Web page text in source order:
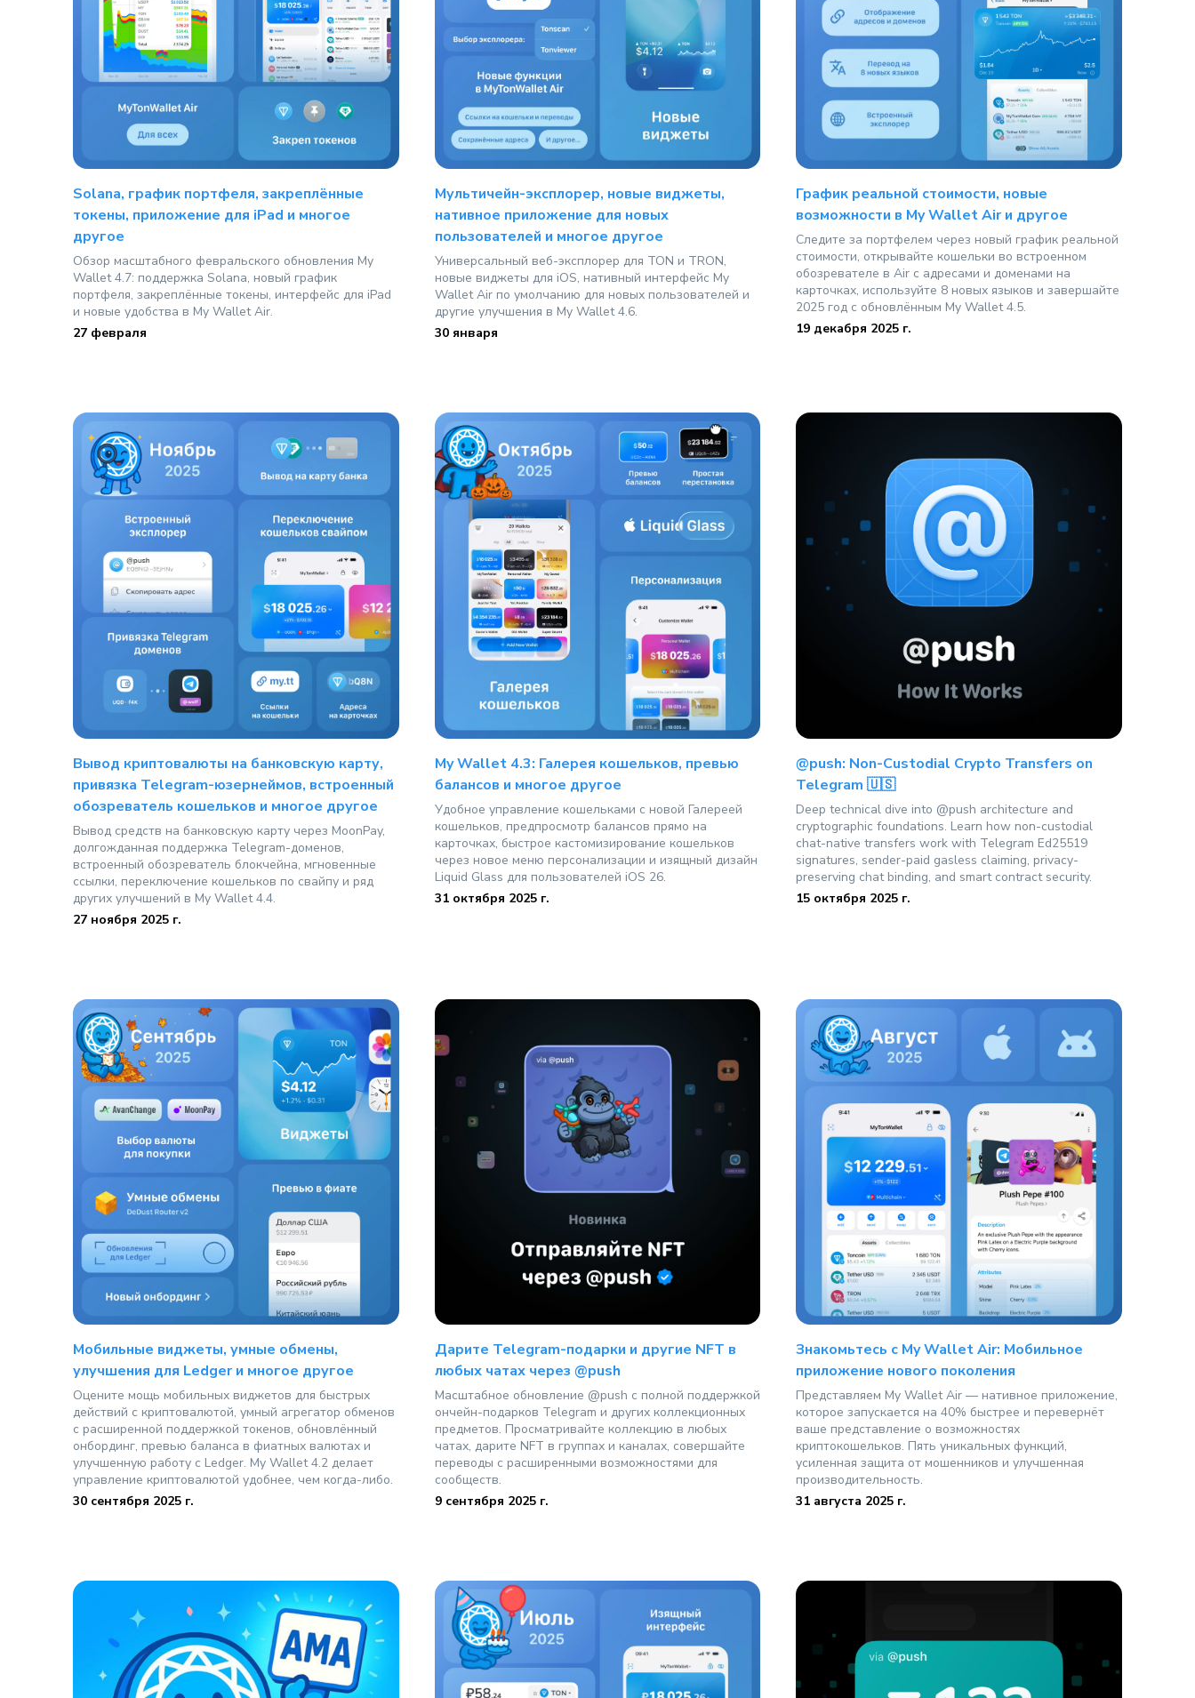
Solana, график портфеля, закреплённые
токены, приложение для iPad и многое
другое
Обзор масштабного февральского обновления My
Wallet 4.7: поддержка Solana, новый график
портфеля, закреплённые токены, интерфейс для iPad
и новые удобства в My Wallet Air.
27 февраля
Мультичейн-эксплорер, новые виджеты,
нативное приложение для новых
пользователей и многое другое
Универсальный веб-эксплорер для TON и TRON,
новые виджеты для iOS, нативный интерфейс My
Wallet Air по умолчанию для новых пользователей и
другие улучшения в My Wallet 4.6.
30 января
График реальной стоимости, новые
возможности в My Wallet Air и другое
Следите за портфелем через новый график реальной
стоимости, открывайте кошельки во встроенном
обозревателе в Air с адресами и доменами на
карточках, используйте 8 новых языков и завершайте
2025 год с обновлённым My Wallet 4.5.
19 декабря 2025 г.
Вывод криптовалюты на банковскую карту,
привязка Telegram-юзернеймов, встроенный
обозреватель кошельков и многое другое
Вывод средств на банковскую карту через MoonPay,
долгожданная поддержка Telegram-доменов,
встроенный обозреватель блокчейна, мгновенные
ссылки, переключение кошельков по свайпу и ряд
других улучшений в My Wallet 4.4.
27 ноября 2025 г.
My Wallet 4.3: Галерея кошельков, превью
балансов и многое другое
Удобное управление кошельками с новой Галереей
кошельков, предпросмотр балансов прямо на
карточках, быстрое кастомизирование кошельков
через новое меню персонализации и изящный дизайн
Liquid Glass для пользователей iOS 26.
31 октября 2025 г.
@push: Non-Custodial Crypto Transfers on
Telegram 🇺🇸
Deep technical dive into @push architecture and
cryptographic foundations. Learn how non-custodial
chat-native transfers work with Telegram Ed25519
signatures, sender-paid gasless claiming, privacy-
preserving chat binding, and smart contract security.
15 октября 2025 г.
Мобильные виджеты, умные обмены,
улучшения для Ledger и многое другое
Оцените мощь мобильных виджетов для быстрых
действий с криптовалютой, умный агрегатор обменов
с расширенной поддержкой токенов, обновлённый
онбординг, превью баланса в фиатных валютах и
улучшенную работу с Ledger. My Wallet 4.2 делает
управление криптовалютой удобнее, чем когда-либо.
30 сентября 2025 г.
Дарите Telegram-подарки и другие NFT в
любых чатах через @push
Масштабное обновление @push с полной поддержкой
ончейн-подарков Telegram и других коллекционных
предметов. Просматривайте коллекцию в любых
чатах, дарите NFT в группах и каналах, совершайте
переводы с расширенными возможностями для
сообществ.
9 сентября 2025 г.
Знакомьтесь с My Wallet Air: Мобильное
приложение нового поколения
Представляем My Wallet Air — нативное приложение,
которое запускается на 40% быстрее и перевернёт
ваше представление о возможностях
криптокошельков. Пять уникальных функций,
усиленная защита от мошенников и улучшенная
производительность.
31 августа 2025 г.